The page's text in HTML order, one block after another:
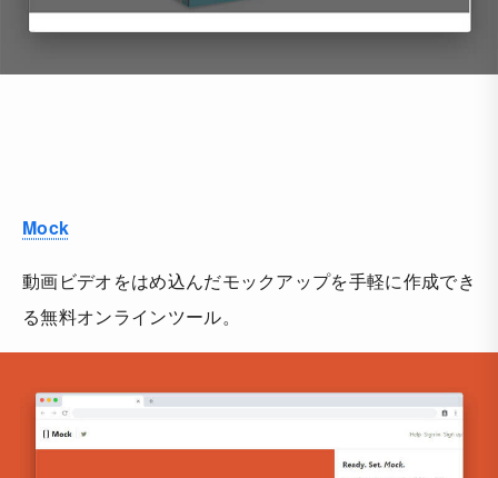
Mock
動画ビデオをはめ込んだモックアップを手軽に作成でき
る無料オンラインツール。